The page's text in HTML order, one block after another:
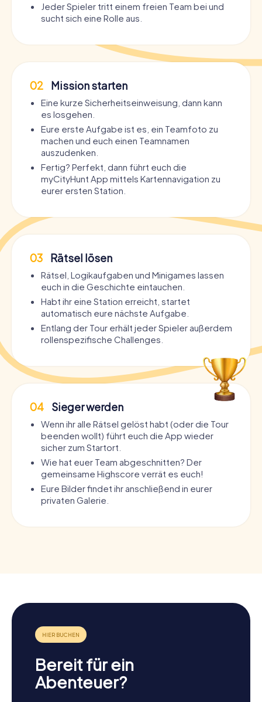
Jeder Spieler tritt einem freien Team bei und
sucht sich eine Rolle aus.
02 Mission starten
Eine kurze Sicherheitseinweisung, dann kann
es losgehen.
Eure erste Aufgabe ist es, ein Teamfoto zu
machen und euch einen Teamnamen
auszudenken.
Fertig? Perfekt, dann führt euch die
myCityHunt App mittels Kartennavigation zu
eurer ersten Station.
03 Rätsel lösen
Rätsel, Logikaufgaben und Minigames lassen
euch in die Geschichte eintauchen.
Habt ihr eine Station erreicht, startet
automatisch eure nächste Aufgabe.
Entlang der Tour erhält jeder Spieler außerdem
rollenspezifische Challenges.
04 Sieger werden
Wenn ihr alle Rätsel gelöst habt (oder die Tour
beenden wollt) führt euch die App wieder
sicher zum Startort.
Wie hat euer Team abgeschnitten? Der
gemeinsame Highscore verrät es euch!
Eure Bilder findet ihr anschließend in eurer
privaten Galerie.
Bereit für ein
Abenteuer?